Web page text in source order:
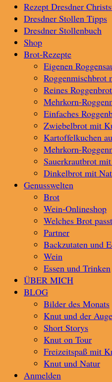
Rezept Dresdner
Dresdner Stollen Tipps
Dresdner Stollenbuch
Shop
Brot-Rezepte
Eigenen
Roggenmischbrot
Reines
Mehrkorn-
Einfaches
Zwiebelbrot mit
Kartoffelkuchen
Mehrkorn-
Sauerkrautbrot
Dinkelbrot mit
Genusswelten
Brot
Wein-Onlineshop
Welches Brot
Partner
Backzutaten und
Wein
Essen und Trinken
ÜBER MICH
BLOG
Bilder des Monats
Knut und der
Short Storys
Knut on Tour
Freizeitspaß mit
Knut und Natur
Anmelden